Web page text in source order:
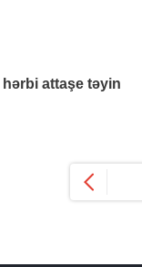
attaşe təyin